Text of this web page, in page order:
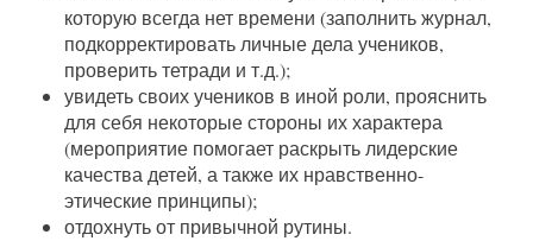
которую всегда нет времени (заполнить журнал,
подкорректировать личные дела учеников,
проверить тетради и т.д.);
увидеть своих учеников в иной роли, прояснить
для себя некоторые стороны их характера
(мероприятие помогает раскрыть лидерские
качества детей, а также их нравственно-
этические принципы);
отдохнуть от привычной рутины.